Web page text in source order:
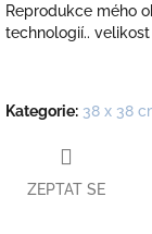
Reprodukce mého
technologií..
Kategorie: 38 x 38
ZEPTAT SE